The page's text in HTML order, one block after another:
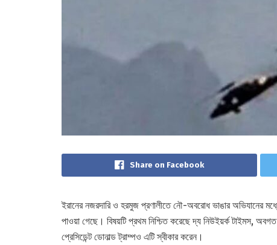
Share on Facebook
ইরানের নজরদারি ও হরমুজ প্রণালীতে নৌ-অবরোধ ভাঙার অভিযানের
পাওয়া গেছে। বিষয়টি প্রথম নিশ্চিত করেছে দ্য নিউইয়র্ক টাইমস,
প্রেসিডেন্ট ডোনাল্ড ট্রাম্পও এটি স্বীকার করেন।